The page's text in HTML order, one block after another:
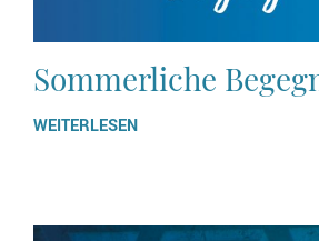
Sommerliche
WEITERLESEN